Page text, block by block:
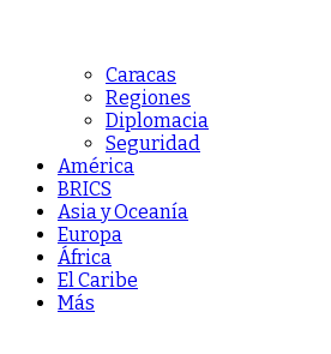
Caracas
Regiones
Diplomacia
Seguridad
América
BRICS
Asia y Oceanía
Europa
África
El Caribe
Más